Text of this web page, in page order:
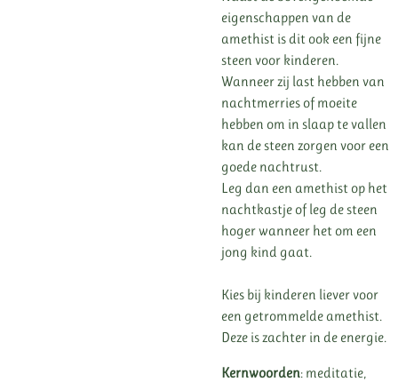
eigenschappen van de
amethist is dit ook een fijne
steen voor kinderen.
Wanneer zij last hebben van
nachtmerries of moeite
hebben om in slaap te vallen
kan de steen zorgen voor een
goede nachtrust.
Leg dan een amethist op het
nachtkastje of leg de steen
hoger wanneer het om een
jong kind gaat.
Kies bij kinderen liever voor
een getrommelde amethist.
Deze is zachter in de energie.
Kernwoorden: meditatie,